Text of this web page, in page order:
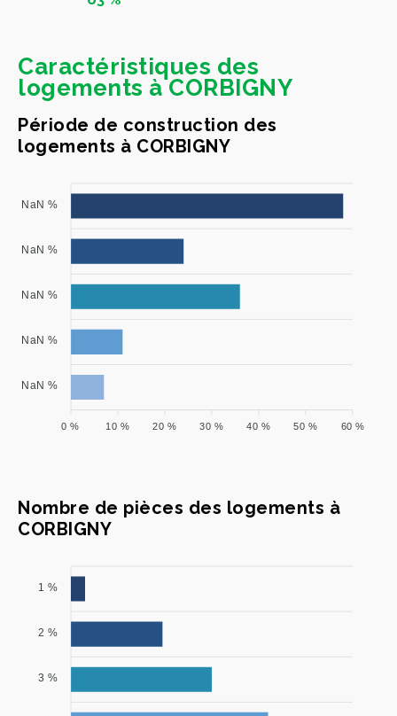
Caractéristiques des
logements à CORBIGNY
Période de construction des
logements à CORBIGNY
NaN %
NaN %
NaN %
NaN %
NaN %
60 %
50 %
40 %
30 %
20 %
10 %
0 %
Nombre de pièces des logements à
CORBIGNY
1 %
2 %
3 %